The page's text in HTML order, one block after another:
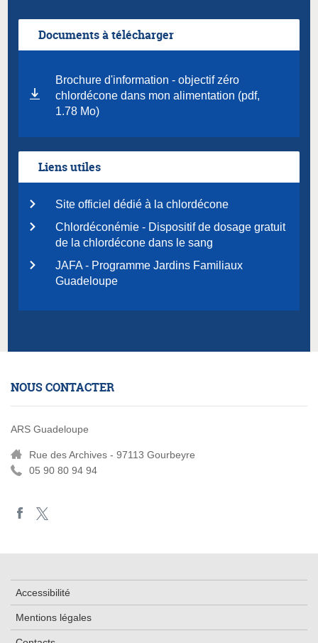
Documents à télécharger
Brochure d'information - objectif zéro
chlordécone dans mon alimentation (pdf,
1.78 Mo)
Liens utiles
Site officiel dédié à la chlordécone
Chlordéconémie - Dispositif de dosage gratuit
de la chlordécone dans le sang
JAFA - Programme Jardins Familiaux
Guadeloupe
NOUS CONTACTER
ARS Guadeloupe
Rue des Archives - 97113 Gourbeyre
05 90 80 94 94
Accessibilité
Mentions légales